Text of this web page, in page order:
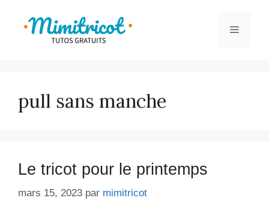
contenu
Menu
pull sans manche
Le tricot pour le printemps
mars 15, 2023 par mimitricot